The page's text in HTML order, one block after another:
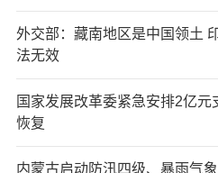
外交部：藏南地区是中国领土
法无效
国家发展改革委紧急安排2亿
恢复
内蒙古启动防汛四级、暴雨气